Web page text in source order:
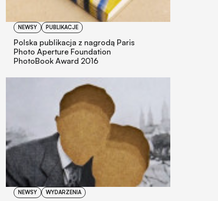
NEWSY PUBLIKACJE
Polska publikacja z nagrodą Paris
Photo Aperture Foundation
PhotoBook Award 2016
NEWSY WYDARZENIA